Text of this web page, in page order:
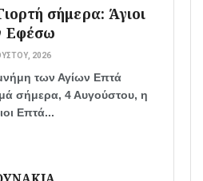
σήμερα: Άγιοι
Εφέσω
2026
των Αγίων Επτά
σήμερα, 4 Αυγούστου, η
Επτά...